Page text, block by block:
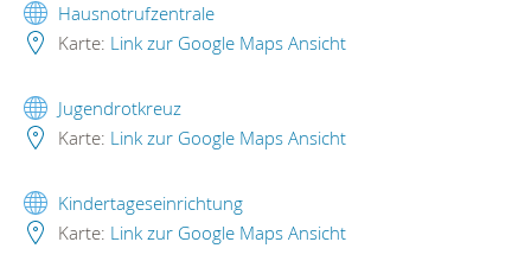
Hausnotrufzentrale
Karte: Link zur Google Maps Ansicht
Jugendrotkreuz
Karte: Link zur Google Maps Ansicht
Kindertageseinrichtung
Karte: Link zur Google Maps Ansicht